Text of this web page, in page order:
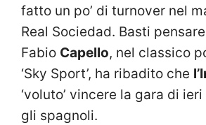
fatto un po’ di turnover nel
Real Sociedad. Basti
Fabio Capello, nel classico
‘Sky Sport’, ha ribadito che
‘voluto’ vincere la gara di
gli spagnoli.